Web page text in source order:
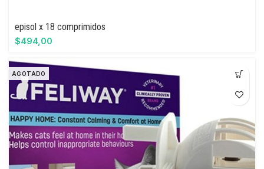
episol x 18 comprimidos
$494,00
AGOTADO